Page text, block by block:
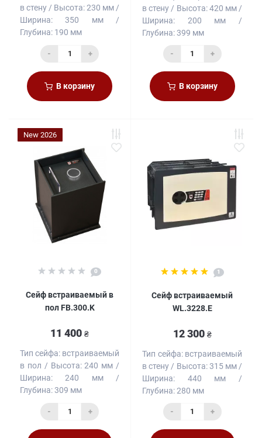
в стену
Высота:230 мм
Ширина:
350 мм
Глубина: 190 мм
- +
В корзину
в стену
Высота: 420 мм
Ширина:
200 мм
Глубина:399 мм
- +
В корзину
New 2026
0
Сейф встраиваемый в
пол FB.300.K
11 400 ₴
Тип сейфа: встраиваемый
в пол
Высота: 240 мм
Ширина:
240 мм
Глубина:309 мм
- +
1
Сейф встраиваемый
WL.3228.E
12 300 ₴
Тип сейфа: встраиваемый
в стену
Высота: 315 мм
Ширина:
440 мм
Глубина:280 мм
- +